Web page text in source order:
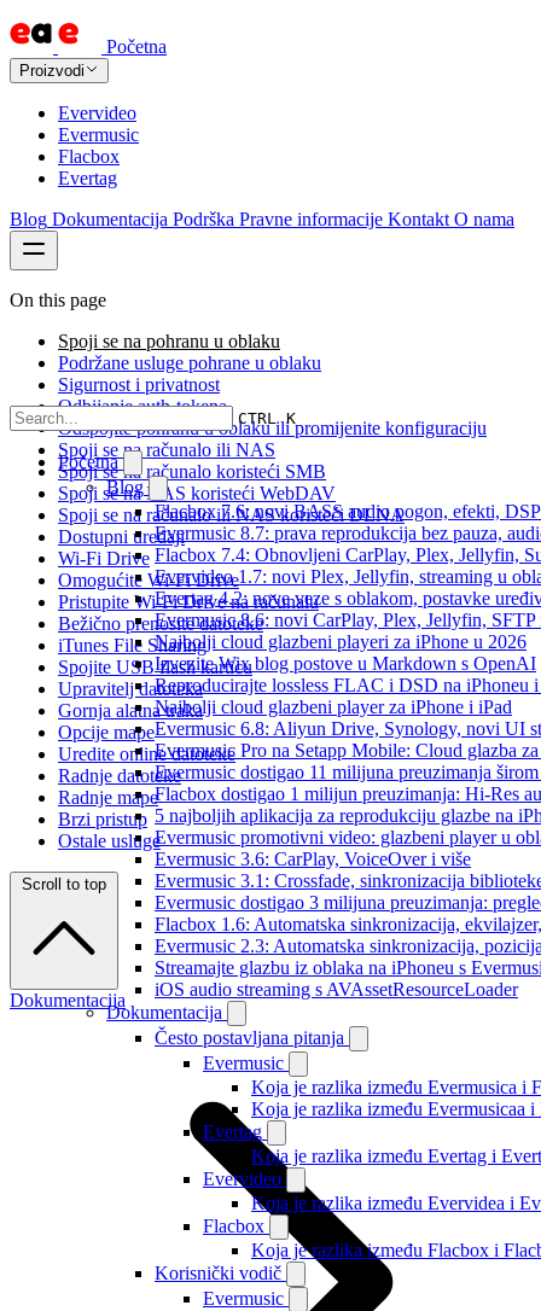
Početna
Proizvodi
Evervideo
Evermusic
Flacbox
Evertag
Blog Dokumentacija Podrška Pravne informacije Kontakt O nama
CTRL K
Početna
Blog
Flacbox 7.6: novi BASS audio pogon, efekti,
Evermusic 8.7: prava reprodukcija bez pauza,
Flacbox 7.4: Obnovljeni CarPlay, Plex, Jellyfin,
Evervideo 1.7: novi Plex, Jellyfin, streaming u
Evertag 4.2: nove veze s oblakom, postavke
Evermusic 8.6: novi CarPlay, Plex, Jellyfin,
Najbolji cloud glazbeni playeri za iPhone u 2026
Izvezite Wix blog postove u Markdown s OpenAI
Reproducirajte lossless FLAC i DSD na iPhoneu
Najbolji cloud glazbeni player za iPhone i iPad
Evermusic 6.8: Aliyun Drive, Synology, novi UI
Evermusic Pro na Setapp Mobile: Cloud glazba
Evermusic dostigao 11 milijuna preuzimanja
Flacbox dostigao 1 milijun preuzimanja: Hi-Res
5 najboljih aplikacija za reprodukciju glazbe na
Evermusic promotivni video: glazbeni player u
Evermusic 3.6: CarPlay, VoiceOver i više
Evermusic 3.1: Crossfade, sinkronizacija
Evermusic dostigao 3 milijuna preuzimanja:
Flacbox 1.6: Automatska sinkronizacija,
Evermusic 2.3: Automatska sinkronizacija,
Streamajte glazbu iz oblaka na iPhoneu s
iOS audio streaming s AVAssetResourceLoader
Dokumentacija
Često postavljana pitanja
Evermusic
Koja je razlika između Evermusica i
Koja je razlika između Evermusicaa i
Evertag
Koja je razlika između Evertag i
Evervideo
Koja je razlika između Evervidea i
Flacbox
Koja je razlika između Flacbox i
Korisnički vodič
Evermusic
On this page
Spoji se na pohranu u oblaku
Podržane usluge pohrane u oblaku
Sigurnost i privatnost
Odbijanje auth-tokena
Odspojite pohranu u oblaku ili promijenite konfiguraciju
Spoji se na računalo ili NAS
Spoji se na računalo koristeći SMB
Spoji se na NAS koristeći WebDAV
Spoji se na računalo ili NAS koristeći DLNA
Dostupni uređaji
Wi-Fi Drive
Omogućite Wi-Fi Drive
Pristupite Wi-Fi Drive na računalu
Bežično prenosite datoteke
iTunes File Sharing
Spojite USB flash karticu
Upravitelj datoteka
Gornja alatna traka
Opcije mape
Uredite online datoteke
Radnje datoteke
Radnje mape
Brzi pristup
Ostale usluge
Scroll to top
Dokumentacija